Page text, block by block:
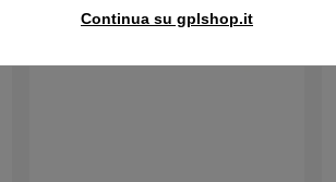
Continua su gplshop.it